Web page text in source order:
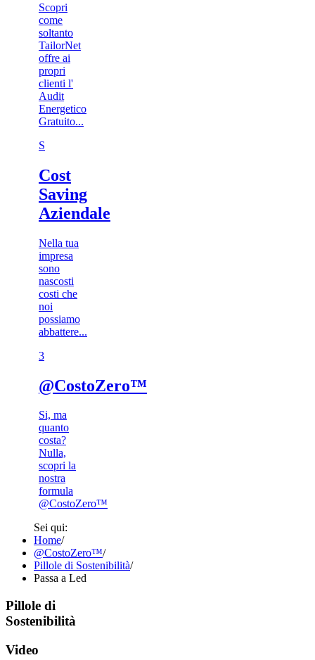
Scopri
come
soltanto
TailorNet
offre ai
propri
clienti l'
Audit
Energetico
Gratuito...
S
Cost
Saving
Aziendale
Nella tua
impresa
sono
nascosti
costi che
noi
possiamo
abbattere...
3​
@CostoZero™
Si, ma
quanto
costa?
Nulla,
scopri la
nostra
formula
@CostoZero™
Sei qui:
Home/
@CostoZero™/
Pillole di Sostenibilità/
Passa a Led
Pillole di
Sostenibilità
Video